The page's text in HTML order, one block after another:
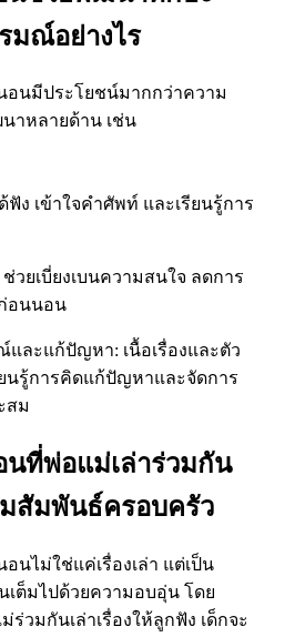
มณ์อย่างไร
อนมีประโยชน์มากกว่าความ
าหลายด้าน เช่น
ฟัง เข้าใจคำศัพท์ และเรียนรู้การ
วยเบี่ยงเบนความสนใจ ลดการ
อนนอน
ละแก้ปัญหา: เนื้อเรื่องและตัว
นรู้การคิดแก้ปัญหาและจัดการ
สม
ที่พ่อแม่เล่าร่วมกัน
สัมพันธ์ครอบครัว
นไม่ใช่แค่เรื่องเล่า แต่เป็น
เต็มไปด้วยความอบอุ่น โดย
ร่วมกันเล่าเรื่องให้ลูกฟัง เด็กจะ